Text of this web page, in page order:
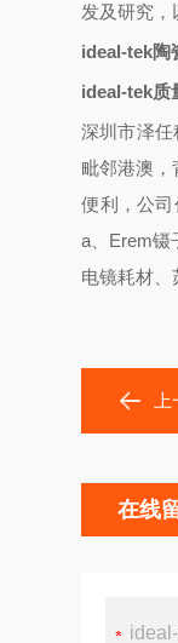
发及研究，
ideal-tek陶
ideal-tek质
深圳市泽
毗邻港澳
便利，公
a、Erem镊
电镜耗材
在线